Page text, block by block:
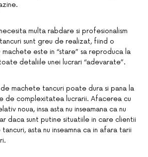
multa rabdare si profesionalism
sunt greu de realizat, fiind o
este in “stare” sa reproduca la
detaliile unei lucrari “adevarate”.
machete tancuri poate dura si pana la
de complexitatea lucrarii. Afacerea cu
noua, insa asta nu inseamana ca nu
daca sunt putine situatiile in care clientii
asta nu inseamna ca in afara tarii